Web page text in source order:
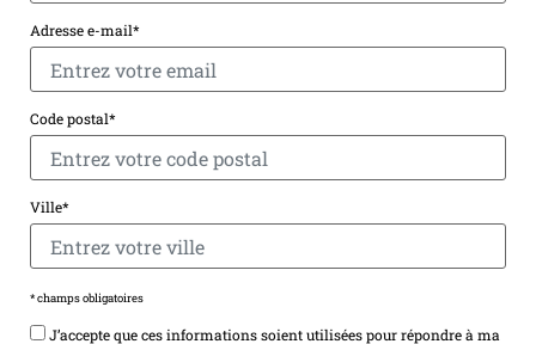
Adresse e-mail*
Code postal*
Ville*
* champs obligatoires
J’accepte que ces informations soient utilisées pour répondre à ma